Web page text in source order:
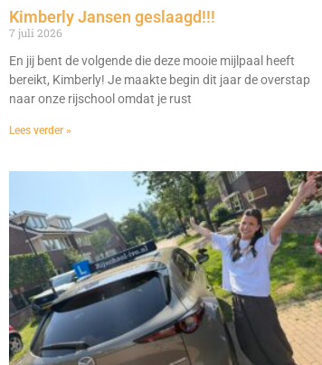
Kimberly Jansen geslaagd!!!
7 juli 2026
En jij bent de volgende die deze mooie mijlpaal heeft
bereikt, Kimberly! Je maakte begin dit jaar de overstap
naar onze rijschool omdat je rust
Lees verder »